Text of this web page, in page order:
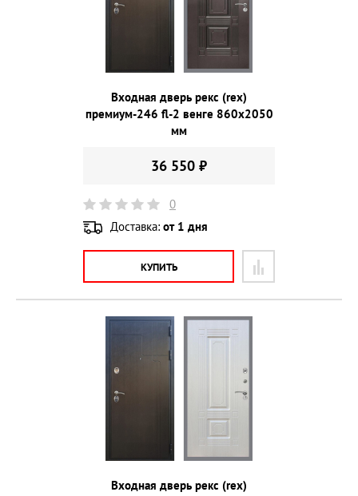
Входная дверь рекс (rex)
премиум-246 fl-2 венге 860х2050
мм
36 550 ₽
0
Доставка: от 1 дня
КУПИТЬ
Входная дверь рекс (rex)